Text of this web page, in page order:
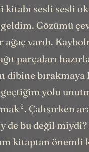
kitabı sesli sesli
Gözümü
ağaç vardı.
parçaları
dibine
yolu
2. Çalışırken
de bu değil
kitaptan önemli